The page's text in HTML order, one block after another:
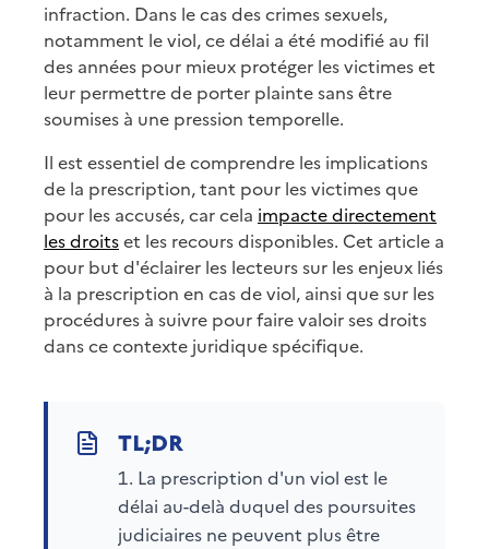
infraction. Dans le cas des crimes sexuels,
notamment le viol, ce délai a été modifié au fil
des années pour mieux protéger les victimes et
leur permettre de porter plainte sans être
soumises à une pression temporelle.
Il est essentiel de comprendre les implications
de la prescription, tant pour les victimes que
pour les accusés, car cela impacte directement
les droitset les recours disponibles. Cet article a
pour but d'éclairer les lecteurs sur les enjeux liés
à la prescription en cas de viol, ainsi que sur les
procédures à suivre pour faire valoir ses droits
dans ce contexte juridique spécifique.
La prescription d'un viol est le
délai au-delà duquel des poursuites
judiciaires ne peuvent plus être